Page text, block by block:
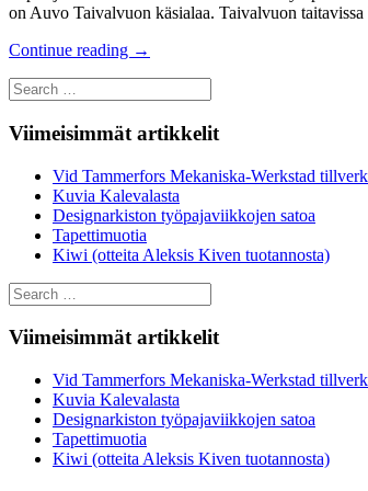
on Auvo Taivalvuon käsialaa. Taivalvuon
Continue reading →
Search
for:
Viimeisimmät artikkelit
Vid Tammerfors Mekaniska-Werkstad
Kuvia Kalevalasta
Designarkiston työpajaviikkojen satoa
Tapettimuotia
Kiwi (otteita Aleksis Kiven tuotannosta)
Search
for:
Viimeisimmät artikkelit
Vid Tammerfors Mekaniska-Werkstad
Kuvia Kalevalasta
Designarkiston työpajaviikkojen satoa
Tapettimuotia
Kiwi (otteita Aleksis Kiven tuotannosta)